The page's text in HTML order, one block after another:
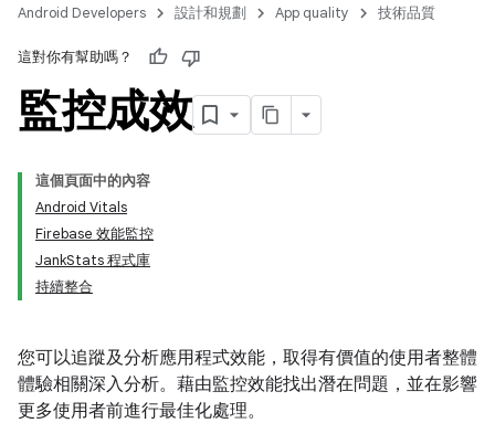
Android Developers 設計和規劃 App quality 技術品質
這對你有幫助嗎？
監控成效
這個頁面中的內容
Android Vitals
Firebase 效能監控
JankStats 程式庫
持續整合
您可以追蹤及分析應用程式效能，取得有價值的使用者整體
體驗相關深入分析。藉由監控效能找出潛在問題，並在影響
更多使用者前進行最佳化處理。